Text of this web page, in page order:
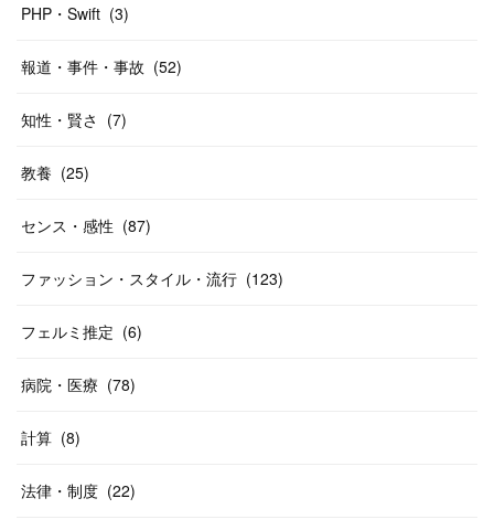
PHP・Swift (3)
報道・事件・事故 (52)
知性・賢さ (7)
教養 (25)
センス・感性 (87)
ファッション・スタイル・流行 (123)
フェルミ推定 (6)
病院・医療 (78)
計算 (8)
法律・制度 (22)